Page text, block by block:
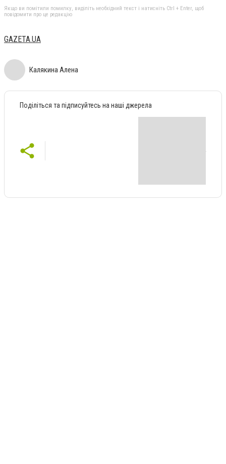
Якщо ви помітили помилку, виділіть необхідний текст і натисніть Ctrl + Enter, щоб
повідомити про це редакцію
GAZETA.UA
Калякина Алена
Поділіться та підписуйтесь на наші джерела